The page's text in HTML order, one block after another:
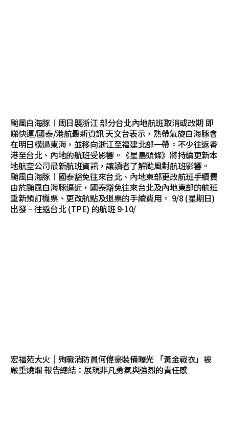
颱風白海豚︱周日襲浙江 部分台北內地航班取消或改期 即
睇快運/國泰/港航最新資訊 天文台表示，熱帶氣旋白海豚會
在明日橫過東海，並移向浙江至福建北部一帶。不少往返香
港至台北、內地的航班受影響。《星島頭條》將持續更新本
地航空公司最新航班資訊，讓讀者了解颱風對航班影響。
颱風白海豚︱國泰豁免往來台北、內地東部更改航班手續費
由於颱風白海豚逼近，國泰豁免往來台北及內地東部的航班
重新預訂機票、更改航點及退票的手續費用。 9/8 (星期日)
出發 – 往返台北 (TPE) 的航班 9-10/
宏福苑大火｜殉職消防員何偉豪裝備曝光 「黃金戰衣」被
嚴重燒爛 報告總結：展現非凡勇氣與強烈的責任感